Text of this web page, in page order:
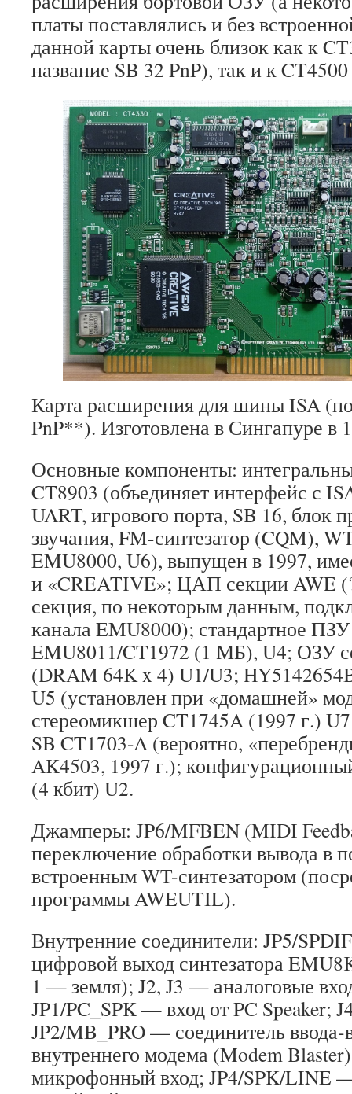
платы поставлялись и без
данной карты очень близок как к
название SB 32 PnP), так и к
Карта расширения для шины ISA
PnP**). Изготовлена в Сингапуре в
Основные компоненты:
CT8903 (объединяет интерфейс с
UART, игрового порта, SB 16, блок
звучания, FM-синтезатор (CQM),
EMU8000, U6), выпущен в 1997,
и «CREATIVE»; ЦАП секции AWE
секция, по некоторым данным,
канала EMU8000); стандартное
EMU8011/CT1972 (1 МБ), U4; ОЗУ
(DRAM 64K x 4) U1/U3;
U5 (установлен при «домашней»
стереомикшер CT1745A (1997 г.)
SB CT1703-A (вероятно,
AK4503, 1997 г.);
(4 кбит) U2.
Джамперы: JP6/MFBEN (MIDI
переключение обработки вывода в
встроенным WT-синтезатором
программы AWEUTIL).
Внутренние соединители: JP5/
цифровой выход синтезатора
1 — земля); J2, J3 — аналоговые
JP1/PC_SPK — вход от PC Speaker;
JP2/MB_PRO — соединитель ввода-
внутреннего модема (Modem
микрофонный вход; JP4/SPK/LINE